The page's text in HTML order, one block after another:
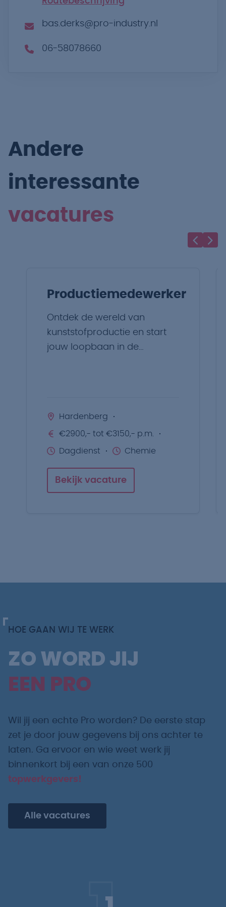
bas.derks@pro-industry.nl
06-58078660
Andere
interessante
vacatures
Productiemedewerker
Ontdek de wereld van
kunststofproductie en start
jouw loopbaan in de
Hardenberg
€2900,- tot €3150,- p.m.
Dagdienst Chemie
Bekijk vacature
HOE GAAN WIJ TE WERK
ZO WORD JIJ
EEN PRO
Wil jij een echte Pro worden? De eerste stap
zet je door jouw gegevens bij ons achter te
laten. Ga ervoor en wie weet werk jij
binnenkort bij een van onze 500
topwerkgevers!
Alle vacatures